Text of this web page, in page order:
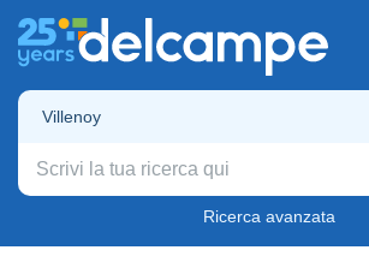
Villenoy
Ricerca avanzata